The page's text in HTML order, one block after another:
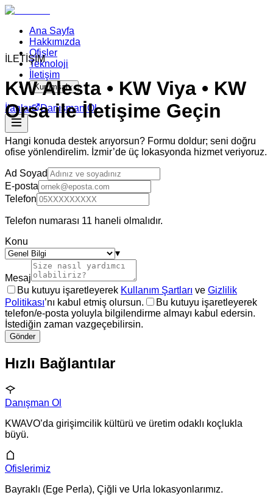
Ana Sayfa
Hakkımızda
Ofisler
Teknoloji
İletişim
Kurumsal
İlanlar Danışman Ol
İLETİŞİM
KW Alesta • KW Viya • KW
Orsa ile İletişime Geçin
Hangi konuda destek arıyorsun? Formu doldur; seni doğru
ofise yönlendirelim. İzmir’de üç lokasyonda hizmet veriyoruz.
Ad Soyad
E-posta
Telefon
Telefon numarası 11 haneli olmalıdır.
Konu
▾
Mesaj
Bu kutuyu işaretleyerek Kullanım Şartları ve Gizlilik
Politikası’nı kabul etmiş olursun.
Bu kutuyu işaretleyerek
telefon/e-posta yoluyla bilgilendirme almayı kabul edersin.
İstediğin zaman vazgeçebilirsin.
Gönder
Hızlı Bağlantılar
Danışman Ol
KWAVO’da girişimcilik kültürü ve üretim odaklı koçlukla
büyü.
Ofislerimiz
Bayraklı (Ege Perla), Çiğli ve Urla lokasyonlarımız.